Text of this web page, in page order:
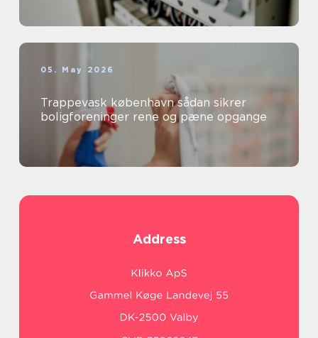
05. May 2026
Trappevask københavn sådan sikrer
boligforeninger rene og pæne opgange
Address